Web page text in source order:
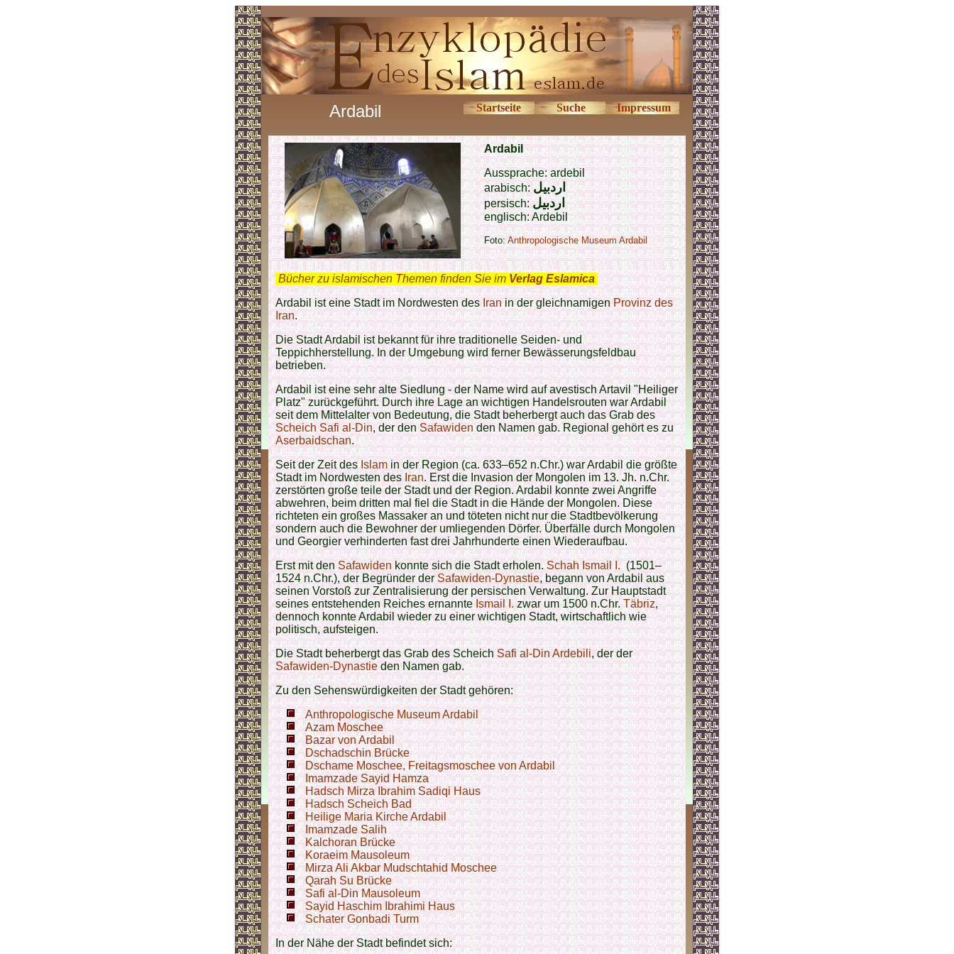
Ardabil Startseite Suche Impressum
Ardabil
Aussprache: ardebil
arabisch:اردبیل
persisch:اردبیل
englisch: Ardebil
Foto:Anthropologische Museum Ardabil
Bücher zu islamischen Themen finden Sie im Verlag Eslamica
Ardabil ist eine Stadt im Nordwesten desIranin der gleichnamigenProvinz des
Iran.
Die Stadt Ardabil ist bekannt für ihre traditionelle Seiden- und
Teppichherstellung. In der Umgebung wird ferner Bewässerungsfeldbau
betrieben.
Ardabil ist eine sehr alte Siedlung - der Name wird auf avestisch Artavil "Heiliger
Platz" zurückgeführt. Durch ihre Lage an wichtigen Handelsrouten war Ardabil
seit dem Mittelalter von Bedeutung, die Stadt beherbergt auch das Grab des
Scheich Safi al-Din, der denSafawidenden Namen gab. Regional gehört es zu
Aserbaidschan.
Seit der Zeit desIslamin der Region (ca. 633–652 n.Chr.) war Ardabil die größte
Stadt im Nordwesten desIran. Erst die Invasion der Mongolen im 13. Jh. n.Chr.
zerstörten große teile der Stadt und der Region. Ardabil konnte zwei Angriffe
abwehren, beim dritten mal fiel die Stadt in die Hände der Mongolen. Diese
richteten ein großes Massaker an und töteten nicht nur die Stadtbevölkerung
sondern auch die Bewohner der umliegenden Dörfer. Überfälle durch Mongolen
und Georgier verhinderten fast drei Jahrhunderte einen Wiederaufbau.
Erst mit denSafawidenkonnte sich die Stadt erholen.Schah Ismail I.(1501–
1524 n.Chr.), der Begründer derSafawiden-Dynastie, begann von Ardabil aus
seinen Vorstoß zur Zentralisierung der persischen Verwaltung. Zur Hauptstadt
seines entstehenden Reiches ernannteIsmail I.zwar um 1500 n.Chr.Täbriz,
dennoch konnte Ardabil wieder zu einer wichtigen Stadt, wirtschaftlich wie
politisch, aufsteigen.
Die Stadt beherbergt das Grab des ScheichSafi al-Din Ardebili, der der
Safawiden-Dynastieden Namen gab.
Zu den Sehenswürdigkeiten der Stadt gehören:
Anthropologische Museum Ardabil
Azam Moschee
Bazar von Ardabil
Dschadschin Brücke
Dschame Moschee, Freitagsmoschee von Ardabil
Imamzade Sayid Hamza
Hadsch Mirza Ibrahim Sadiqi Haus
Hadsch Scheich Bad
Heilige Maria Kirche Ardabil
Imamzade Salih
Kalchoran Brücke
Koraeim Mausoleum
Mirza Ali Akbar Mudschtahid Moschee
Qarah Su Brücke
Safi al-Din Mausoleum
Sayid Haschim Ibrahimi Haus
Schater Gonbadi Turm
In der Nähe der Stadt befindet sich: